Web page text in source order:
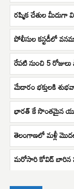
రష్మిక చేతుల మీదుగా
పోలీసుల కస్టడీలో
రేపటి నుంచి 5
మేడారం భక్తులకి
భారత్ కే సొంతమైన
తెలంగాణలో మళ్లీ
మరోసారి కోవిడ్ బారిన